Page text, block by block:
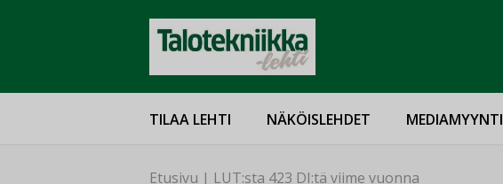
TILAA LEHTI NÄKÖISLEHDET MEDIAMYYNTI
Etusivu | LUT:sta 423 DI:tä viime vuonna